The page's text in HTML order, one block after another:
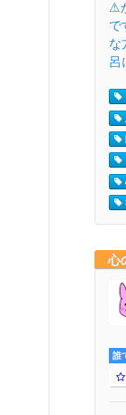
⚠
で
な
呂
心
誰